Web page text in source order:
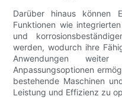
Darüber hinaus können
Funktionen wie
und
werden, wodurch ihre
Anwendungen
Anpassungsoptionen
bestehende Maschinen
Leistung und Effizienz zu